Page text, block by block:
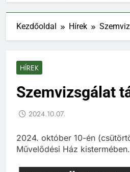
Kezdőoldal Hírek
HÍREK
Szemvizsgálat
2024.10.07.
2024. október 10-én
Művelődési Ház kistermében.